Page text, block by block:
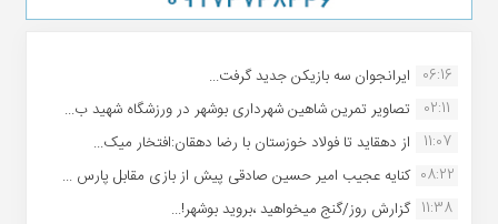
06:16 ایرانجوان سه بازیکن جدید گرفت...
02:11
تصاویر تمرین شاهین شهردارى بوشهر در ورزشگاه شهید ب...
11:07
از دهقاید تا فولاد خوزستان با رضا دهقان:افتخار میک...
08:22 کنایه عجیب امیر حسین صادقی پیش از بازی مقابل پارس ...
11:38 گزارش روز/گنج میخواهید ،بروید بوشهر!...